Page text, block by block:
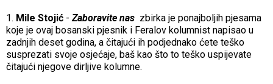
1. Mile Stojić - Zaboravite nas zbirka je ponajboljih pjesama
koje je ovaj bosanski pjesnik i Feralov kolumnist napisao u
zadnjih deset godina, a čitajući ih podjednako ćete teško
susprezati svoje osjećaje, baš kao što to teško uspijevate
čitajući njegove dirljive kolumne.